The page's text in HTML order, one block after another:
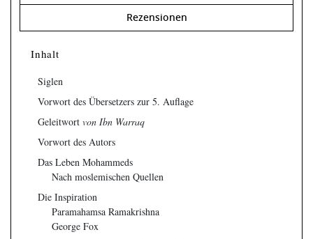
Rezensionen
Inhalt
Siglen
Vorwort des Übersetzers zur 5. Auflage
Geleitwort von Ibn Warraq
Vorwort des Autors
Das Leben Mohammeds
Nach moslemischen Quellen
Die Inspiration
Paramahamsa Ramakrishna
George Fox